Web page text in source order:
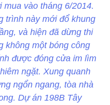
vào tháng 6/2014.
trình này mới đổ khung
và hiện đã dừng thi
không một bóng công
được đóng cửa im lìm
ngặt. Xung quanh
ngổn ngang, tòa nhà
Dự án 198B Tây